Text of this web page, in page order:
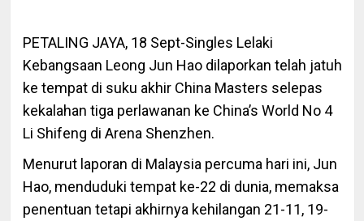
PETALING JAYA, 18 Sept-Singles Lelaki
Kebangsaan Leong Jun Hao dilaporkan telah jatuh
ke tempat di suku akhir China Masters selepas
kekalahan tiga perlawanan ke China’s World No 4
Li Shifeng di Arena Shenzhen.
Menurut laporan di Malaysia percuma hari ini, Jun
Hao, menduduki tempat ke-22 di dunia, memaksa
penentuan tetapi akhirnya kehilangan 21-11, 19-